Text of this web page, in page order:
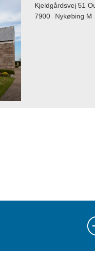
Kjeldgårdsvej 51
7900
Nykøbing M